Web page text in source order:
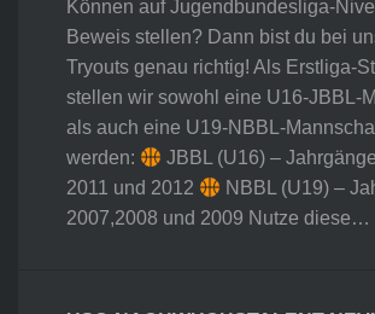
Können auf Jugendbundesliga-
Beweis stellen? Dann bist du bei
Tryouts genau richtig! Als Erstliga-
stellen wir sowohl eine U16-JBBL-
als auch eine U19-NBBL-
werden:
JBBL (U16) –
2011 und 2012
NBBL (U19) –
2007,2008 und 2009 Nutze diese…